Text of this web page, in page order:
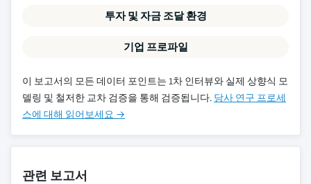
투자 및 자금 조달 환경
기업 프로파일
이 보고서의 모든 데이터 포인트는 1차 인터뷰와 실제 상향식 모
델링 및 철저한 교차 검증을 통해 검증됩니다. 당사 연구 프로세
스에 대해 읽어보세요 →
관련 보고서